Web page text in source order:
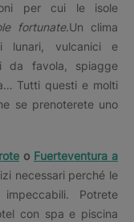
per cui le isole
fortunate.Un clima
lunari, vulcanici e
da favola, spiagge
Tutti questi e molti
se prenoterete uno
o Fuerteventura a
necessari perché le
Potrete
con spa e piscina